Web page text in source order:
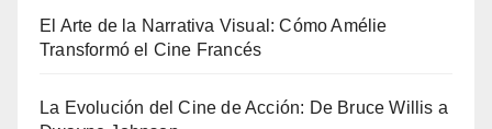
El Arte de la Narrativa Visual: Cómo Amélie
Transformó el Cine Francés
La Evolución del Cine de Acción: De Bruce Willis a